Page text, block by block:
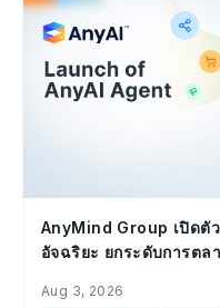
AnyMind Group เปิดตั
อัจฉริยะ ยกระดับการตล
Aug 3, 2026